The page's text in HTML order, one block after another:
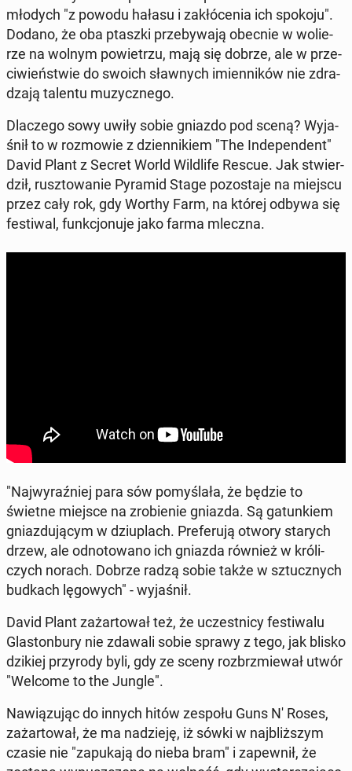
młodych "z powodu hałasu i za­kłó­ce­nia ich spokoju".
Dodano, że oba ptaszki prze­by­wa­ją obecnie w wo­lie­
rze na wolnym po­wie­trzu, mają się dobrze, ale w prze­
ci­wień­stwie do swoich sław­nych imien­ni­ków nie zdra­
dza­ją talentu mu­zycz­ne­go.
Dla­cze­go sowy uwiły sobie gniazdo pod sceną? Wy­ja­
śnił to w roz­mo­wie z dzien­ni­kiem "The In­de­pen­dent"
David Plant z Secret World Wil­dli­fe Rescue. Jak stwier­
dził, rusz­to­wa­nie Pyramid Stage po­zo­sta­je na miejscu
przez cały rok, gdy Worthy Farm, na której odbywa się
fe­sti­wal, funk­cjo­nu­je jako farma mleczna.
"Naj­wy­raź­niej para sów po­my­śla­ła, że będzie to
świetne miejsce na zro­bie­nie gniazda. Są ga­tun­kiem
gniaz­du­ją­cym w dziu­plach. Pre­fe­ru­ją otwory starych
drzew, ale od­no­to­wa­no ich gniazda również w kró­li­
czych norach. Dobrze radzą sobie także w sztucz­nych
budkach lę­go­wych" - wy­ja­śnił.
David Plant za­żar­to­wał też, że uczest­ni­cy fe­sti­wa­lu
Gla­ston­bu­ry nie zdawali sobie sprawy z tego, jak blisko
dzikiej przy­ro­dy byli, gdy ze sceny roz­brzmie­wał utwór
"Welcome to the Jungle".
Na­wią­zu­jąc do innych hitów zespołu Guns N' Roses,
za­żar­to­wał, że ma na­dzie­ję, iż sówki w naj­bliż­szym
czasie nie "za­pu­ka­ją do nieba bram" i za­pew­nił, że